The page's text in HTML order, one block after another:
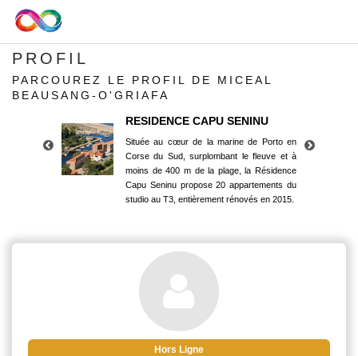
PROFIL
PARCOUREZ LE PROFIL DE MICEAL
BEAUSANG-O'GRIAFA
RESIDENCE CAPU SENINU
Située au cœur de la marine de Porto en
Corse du Sud, surplombant le fleuve et à
moins de 400 m de la plage, la Résidence
Capu Seninu propose 20 appartements du
studio au T3, entièrement rénovés en 2015.
Corse du Sud, surplombant le fleuve et à
moins de 400 m de la plage, la Résidence
Capu Seninu propose 20 appartements du
studio au T3, entièrement rénovés en 2015.
Hors Ligne